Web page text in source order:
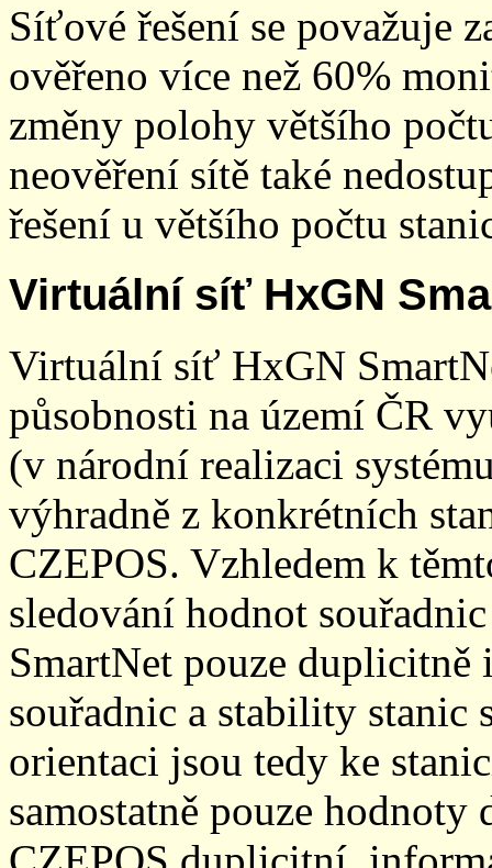
Síťové řešení se považuje
ověřeno více než 60%
změny polohy většího
neověření sítě také
řešení u většího počtu
Virtuální síť HxGN
Virtuální síť HxGN
působnosti na území ČR
(v národní realizaci
výhradně z konkrétních
CZEPOS. Vzhledem k
sledování hodnot
SmartNet pouze
souřadnic a stability stanic
orientaci jsou tedy ke
samostatně pouze